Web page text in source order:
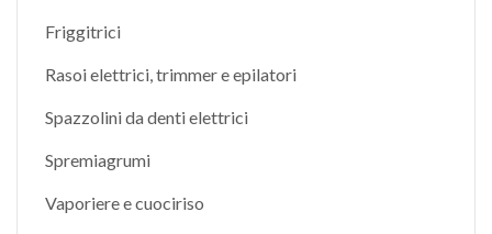
Friggitrici
Rasoi elettrici, trimmer e epilatori
Spazzolini da denti elettrici
Spremiagrumi
Vaporiere e cuociriso